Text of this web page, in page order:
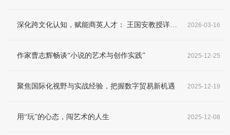
深化跨文化认知，赋能商英人才： 王国安教授详解商务沟通礼仪与技巧 2026-03-16
作家曹志辉畅谈“小说的艺术与创作实践” 2025-12-25
聚焦国际化视野与实战经验，把握数字贸易新机遇 2025-12-19
用“玩”的心态，闯艺术的人生 2025-12-08